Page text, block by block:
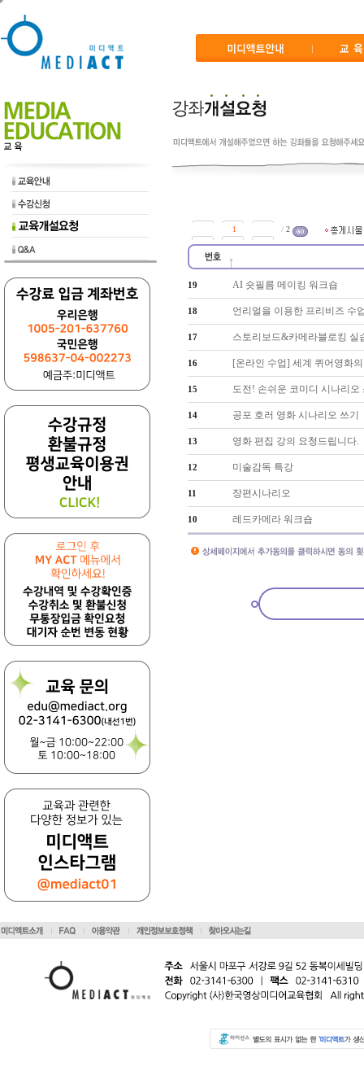
/ 2
19 AI 숏필름 메이킹 워크숍
18 언리얼을 이용한 프리비즈 수
17 스토리보드&카메라블로킹 실
16 [온라인 수업] 세계 퀴어영화
15 도전! 손쉬운 코미디 시나리오
14 공포 호러 영화 시나리오 쓰기
13 영화 편집 강의 요청드립니다.
12 미술감독 특강
11 장편시나리오
10 레드카메라 워크숍